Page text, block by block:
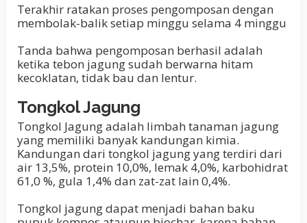
Terakhir ratakan proses pengomposan dengan
membolak-balik setiap minggu selama 4 minggu
Tanda bahwa pengomposan berhasil adalah
ketika tebon jagung sudah berwarna hitam
kecoklatan, tidak bau dan lentur.
Tongkol Jagung
Tongkol Jagung adalah limbah tanaman jagung
yang memiliki banyak kandungan kimia.
Kandungan dari tongkol jagung yang terdiri dari
air 13,5%, protein 10,0%, lemak 4,0%, karbohidrat
61,0 %, gula 1,4% dan zat-zat lain 0,4%.
Tongkol jagung dapat menjadi bahan baku